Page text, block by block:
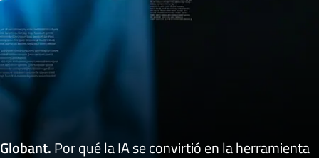
Globant.Por qué la IA se convirtió en la herramienta